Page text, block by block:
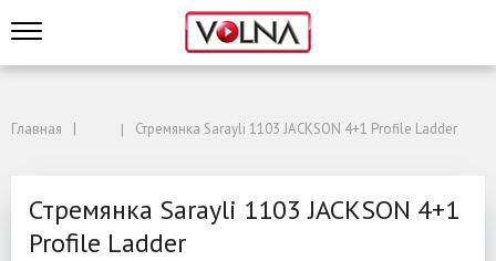
Главная Стремянка Sarayli 1103 JACKSON 4+1 Profile Ladder
Стремянка Sarayli 1103 JACKSON 4+1
Profile Ladder